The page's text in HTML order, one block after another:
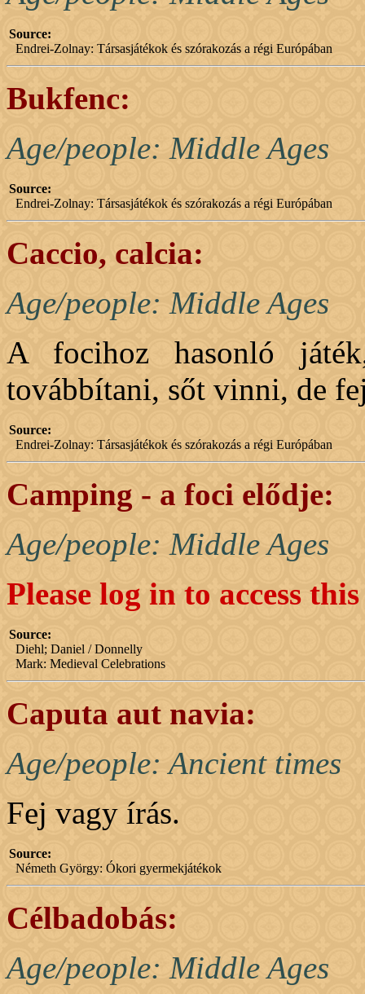
Source:
Endrei-Zolnay: Társasjátékok és szórakozás a régi Európában
Bukfenc:
Age/people: Middle Ages
Source:
Endrei-Zolnay: Társasjátékok és szórakozás a régi Európában
Caccio, calcia:
Age/people: Middle Ages
A focihoz hasonló
továbbítani, sőt vinni, de
Source:
Endrei-Zolnay: Társasjátékok és szórakozás a régi Európában
Camping - a foci elődje:
Age/people: Middle Ages
Please log in to access
Source:
Diehl; Daniel / Donnelly
Mark: Medieval Celebrations
Caputa aut navia:
Age/people: Ancient times
Fej vagy írás.
Source:
Németh György: Ókori gyermekjátékok
Célbadobás:
Age/people: Middle Ages